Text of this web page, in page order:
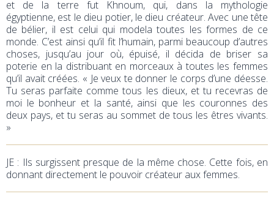
et de la terre fut Khnoum, qui, dans la mythologie
égyptienne, est le dieu potier, le dieu créateur. Avec une tête
de bélier, il est celui qui modela toutes les formes de ce
monde. C’est ainsi qu’il fit l’humain, parmi beaucoup d’autres
choses, jusqu’au jour où, épuisé, il décida de briser sa
poterie en la distribuant en morceaux à toutes les femmes
qu’il avait créées. « Je veux te donner le corps d’une déesse.
Tu seras parfaite comme tous les dieux, et tu recevras de
moi le bonheur et la santé, ainsi que les couronnes des
deux pays, et tu seras au sommet de tous les êtres vivants.
»
JE : Ils surgissent presque de la même chose. Cette fois, en
donnant directement le pouvoir créateur aux femmes.